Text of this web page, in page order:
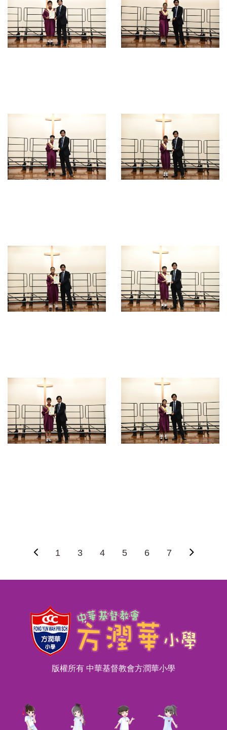
1 3 4 5 6 7
版權所有 中華基督教會方潤華小學